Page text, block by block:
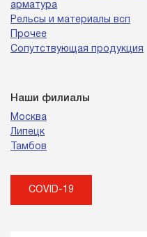
арматура
Рельсы и материалы всп
Прочее
Сопутствующая продукция
Наши филиалы
Москва
Липецк
Тамбов
COVID-19